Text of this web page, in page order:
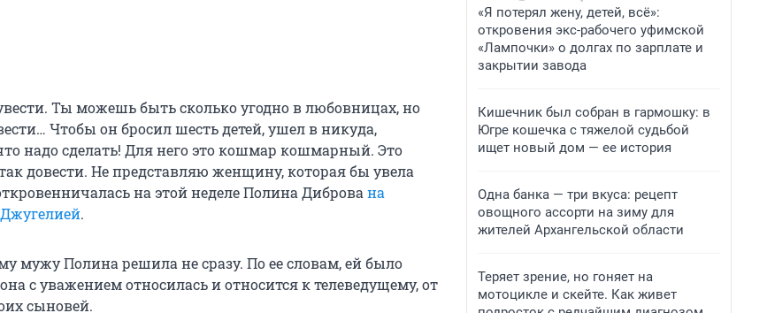
Ты можешь быть сколько угодно в любовницах, но
Чтобы он бросил шесть детей, ушел в никуда,
надо сделать! Для него это кошмар кошмарный. Это
довести. Не представляю женщину, которая бы увела
на этой неделе Полина Диброва на
.
мужу Полина решила не сразу. По ее словам, ей было
с уважением относилась и относится к телеведущему, от
сыновей.
«Я потерял жену, детей, всё»:
откровения экс-рабочего уфимской
«Лампочки» о долгах по зарплате и
закрытии завода
Кишечник был собран в гармошку: в
Югре кошечка с тяжелой судьбой
ищет новый дом — ее история
Одна банка — три вкуса: рецепт
овощного ассорти на зиму для
жителей Архангельской области
Теряет зрение, но гоняет на
мотоцикле и скейте. Как живет